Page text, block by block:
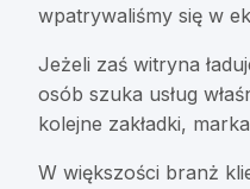
wpatrywaliśmy się w
Jeżeli zaś witryna
osób szuka usług
kolejne zakładki,
W większości branż